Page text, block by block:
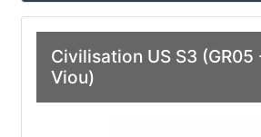
Civilisation US S3
Viou)